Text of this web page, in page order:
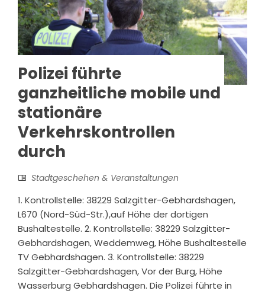
Polizei führte
ganzheitliche mobile und
stationäre
Verkehrskontrollen
durch
Stadtgeschehen & Veranstaltungen
1. Kontrollstelle: 38229 Salzgitter-Gebhardshagen,
L670 (Nord-Süd-Str.),auf Höhe der dortigen
Bushaltestelle. 2. Kontrollstelle: 38229 Salzgitter-
Gebhardshagen, Weddemweg, Höhe Bushaltestelle
TV Gebhardshagen. 3. Kontrollstelle: 38229
Salzgitter-Gebhardshagen, Vor der Burg, Höhe
Wasserburg Gebhardshagen. Die Polizei führte in